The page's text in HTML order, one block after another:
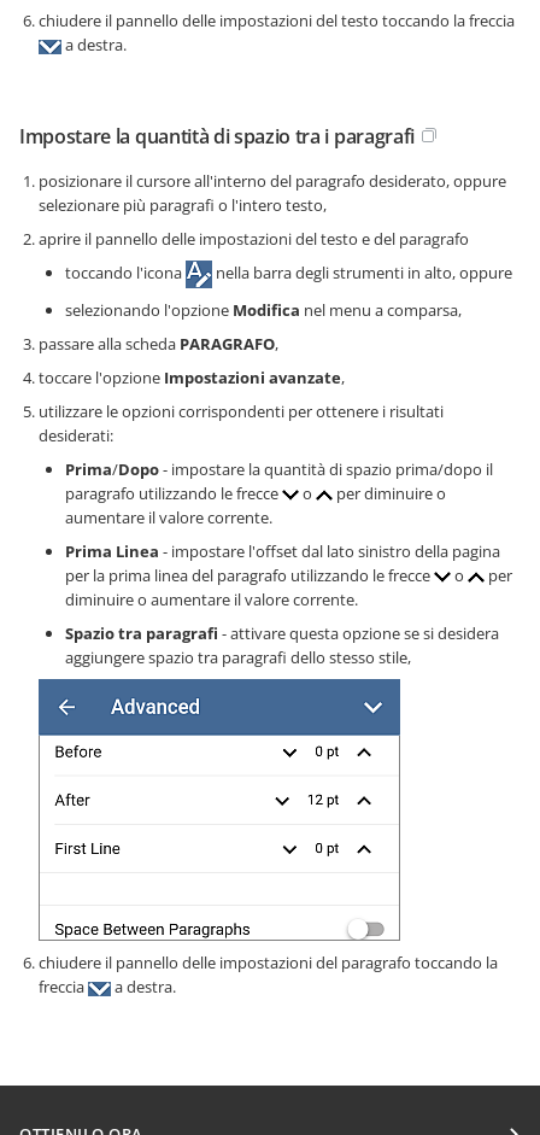
chiudere il pannello delle impostazioni del testo toccando la freccia
a destra.
Impostare la quantità di spazio tra i paragrafi
posizionare il cursore all'interno del paragrafo desiderato, oppure
selezionare più paragrafi o l'intero testo,
aprire il pannello delle impostazioni del testo e del paragrafo
toccando l'icona
nella barra degli strumenti in alto, oppure
selezionando l'opzione Modifica nel menu a comparsa,
passare alla scheda PARAGRAFO,
toccare l'opzione Impostazioni avanzate,
utilizzare le opzioni corrispondenti per ottenere i risultati
desiderati:
Prima/Dopo- impostare la quantità di spazio prima/dopo il
paragrafo utilizzando le frecce
o
per diminuire o
aumentare il valore corrente.
Prima Linea - impostare l'offset dal lato sinistro della pagina
per la prima linea del paragrafo utilizzando le frecce
o
per
diminuire o aumentare il valore corrente.
Spazio tra paragrafi - attivare questa opzione se si desidera
aggiungere spazio tra paragrafi dello stesso stile,
chiudere il pannello delle impostazioni del paragrafo toccando la
freccia
a destra.